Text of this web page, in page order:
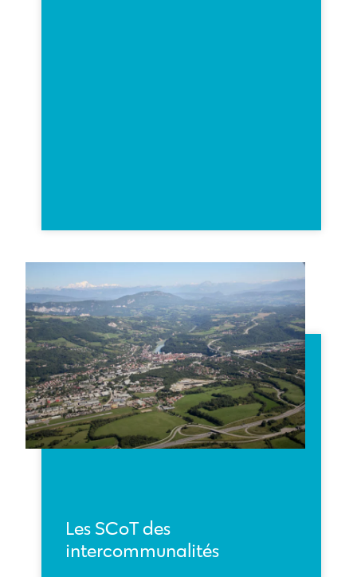
Les SCoT des
intercommunalités